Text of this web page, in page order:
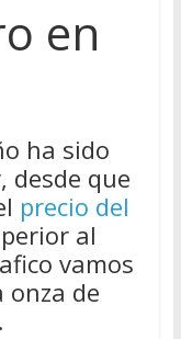
en
ha sido
desde que
precio del
al
vamos
onza de